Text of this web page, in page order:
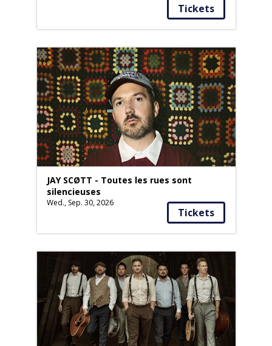
Tickets
JAY SCØTT - Toutes les rues sont
silencieuses
Wed., Sep. 30, 2026
Tickets